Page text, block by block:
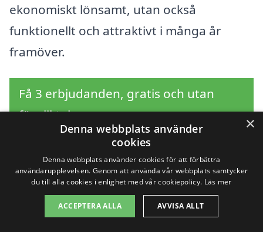
ekonomiskt lönsamt, utan också
funktionellt och attraktivt i många år
framöver.
Få 3 erbjudanden, gratis och utan
förpliktelser
Sök efter en
professionell för
×
Denna webbplats använder
cookies
Denna webbplats använder cookies för att förbättra
användarupplevelsen. Genom att använda vår webbplats samtycker
du till alla cookies i enlighet med vår cookiepolicy. Läs mer
ACCEPTERA ALLA AVVISA ALLT